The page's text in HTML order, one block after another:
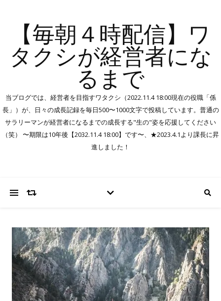
【毎朝４時配信】ワ
タクシが経営者にな
るまで
当ブログでは、経営者を目指すワタクシ（2022.11.4 18:00現在の役職「係
長」）が、日々の成長記録を毎日500〜1000文字で投稿しています。普通の
サラリーマンが経営者になるまでの成長する"生の"姿を応援してください
（笑） 〜期限は10年後【2032.11.4 18:00】です〜、★2023.4.1より課長に昇
進しました！